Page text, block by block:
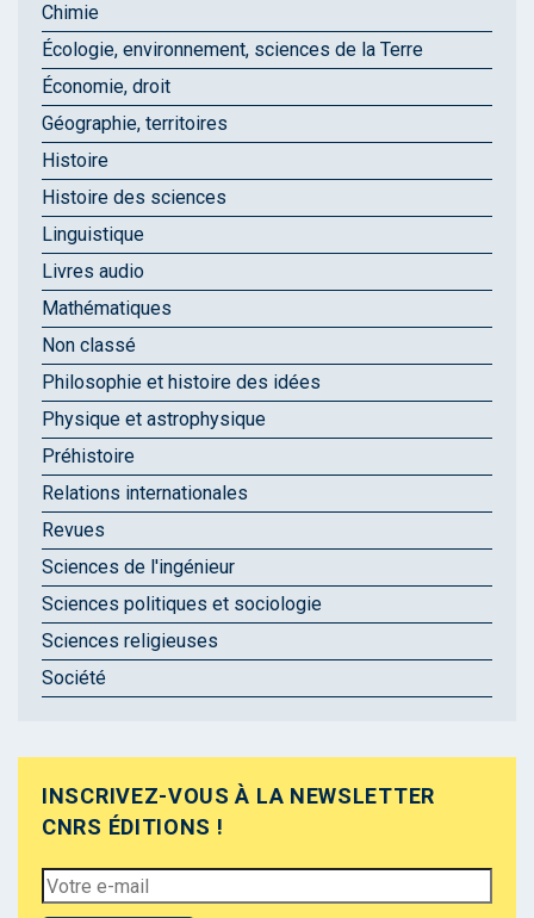
Chimie
Écologie, environnement, sciences de la Terre
Économie, droit
Géographie, territoires
Histoire
Histoire des sciences
Linguistique
Livres audio
Mathématiques
Non classé
Philosophie et histoire des idées
Physique et astrophysique
Préhistoire
Relations internationales
Revues
Sciences de l'ingénieur
Sciences politiques et sociologie
Sciences religieuses
Société
INSCRIVEZ-VOUS À LA NEWSLETTER
CNRS ÉDITIONS !